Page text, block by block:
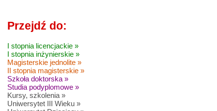
Przejdź do:
I stopnia licencjackie »
I stopnia inżynierskie »
Magisterskie jednolite »
II stopnia magisterskie »
Szkoła doktorska »
Studia podyplomowe »
Kursy, szkolenia »
Uniwersytet III Wieku »